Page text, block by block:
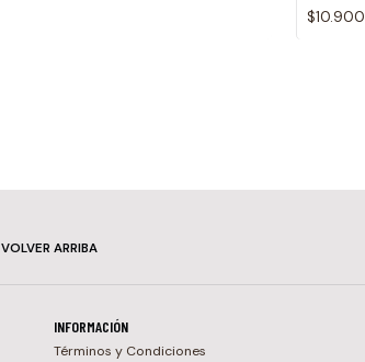
$10.900
VOLVER ARRIBA
INFORMACIÓN
Términos y Condiciones